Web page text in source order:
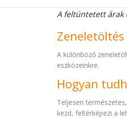
A feltüntetett árak
A különböző
eszközeinkre.
Hogyan
Teljesen
kezd, feltérképezi a